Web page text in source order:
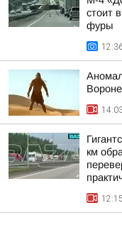
стоит
фуры
км
12:15